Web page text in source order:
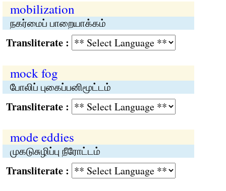
mobilization
நகர்மைப் பாறையாக்கம்
:
mock fog
போலிப் புகைப்பனிமூட்டம்
:
mode eddies
முகடுசுழிப்பு நீரோட்டம்
: